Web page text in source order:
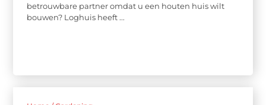
betrouwbare partner omdat u een houten huis wilt
bouwen? Loghuis heeft ...